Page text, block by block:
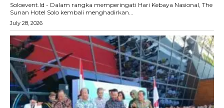
Soloevent.Id - Dalam rangka memperingati Hari Kebaya Nasional, The
Sunan Hotel Solo kembali menghadirkan...
July 28, 2026